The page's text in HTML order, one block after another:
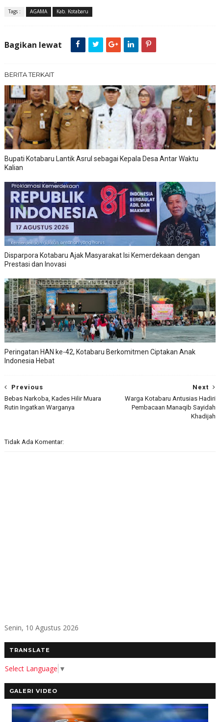
Tags : AGAMA Kab. Kotabaru
Bagikan lewat
BERITA TERKAIT
Bupati Kotabaru Lantik Asrul sebagai Kepala Desa Antar Waktu
Kalian
Disparpora Kotabaru Ajak Masyarakat Isi Kemerdekaan dengan
Prestasi dan Inovasi
Peringatan HAN ke-42, Kotabaru Berkomitmen Ciptakan Anak
Indonesia Hebat
Next
Warga Kotabaru Antusias Hadiri
Pembacaan Manaqib Sayidah
Khadijah
Previous
Bebas Narkoba, Kades Hilir Muara
Rutin Ingatkan Warganya
Tidak Ada Komentar:
Senin, 10 Agustus 2026
TRANSLATE
Select Language ▼
GALERI VIDEO